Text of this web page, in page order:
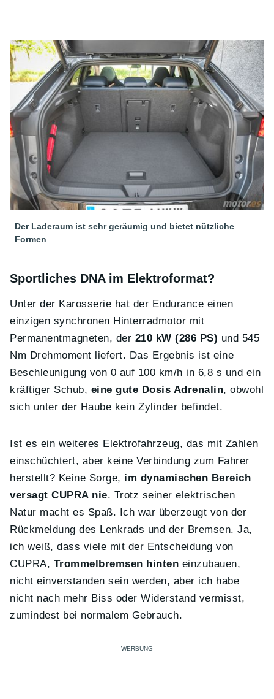
Der Laderaum ist sehr geräumig und bietet nützliche
Formen
Sportliches DNA im Elektroformat?
Unter der Karosserie hat der Endurance einen
einzigen synchronen Hinterradmotor mit
Permanentmagneten, der 210 kW (286 PS) und 545
Nm Drehmoment liefert. Das Ergebnis ist eine
Beschleunigung von 0 auf 100 km/h in 6,8 s und ein
kräftiger Schub, eine gute Dosis Adrenalin, obwohl
sich unter der Haube kein Zylinder befindet.
Ist es ein weiteres Elektrofahrzeug, das mit Zahlen
einschüchtert, aber keine Verbindung zum Fahrer
herstellt? Keine Sorge, im dynamischen Bereich
versagt CUPRA nie. Trotz seiner elektrischen
Natur macht es Spaß. Ich war überzeugt von der
Rückmeldung des Lenkrads und der Bremsen. Ja,
ich weiß, dass viele mit der Entscheidung von
CUPRA, Trommelbremsen hinten einzubauen,
nicht einverstanden sein werden, aber ich habe
nicht nach mehr Biss oder Widerstand vermisst,
zumindest bei normalem Gebrauch.